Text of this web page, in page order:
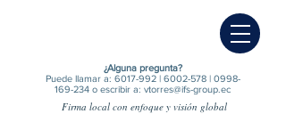
¿Alguna pregunta?
Puede llamar a: 6017-992| 6002-578| 0998-
169-234 o escribir a: vtorres@ifs-group.ec
Firma local con enfoque y visión global